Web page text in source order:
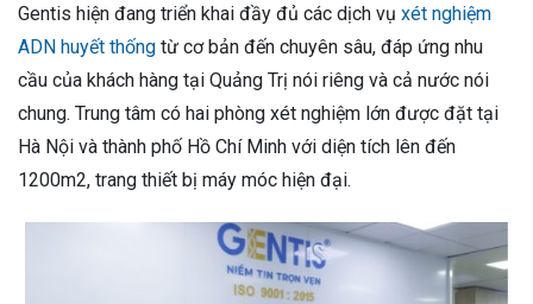
Gentis hiện đang triển khai đầy đủ các dịch vụ xét nghiệm
ADN huyết thống từ cơ bản đến chuyên sâu, đáp ứng nhu
cầu của khách hàng tại Quảng Trị nói riêng và cả nước nói
chung. Trung tâm có hai phòng xét nghiệm lớn được đặt tại
Hà Nội và thành phố Hồ Chí Minh với diện tích lên đến
1200m2, trang thiết bị máy móc hiện đại.